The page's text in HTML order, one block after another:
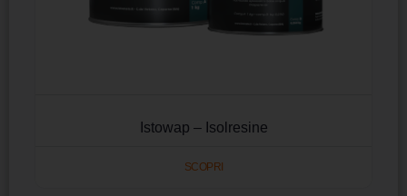
Istowap – Isolresine
SCOPRI